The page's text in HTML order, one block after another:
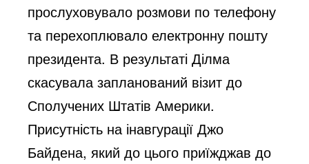
прослуховувало розмови по телефону
та перехоплювало електронну пошту
президента. В результаті Ділма
скасувала запланований візит до
Сполучених Штатів Америки.
Присутність на інавгурації Джо
Байдена, який до цього приїжджав до